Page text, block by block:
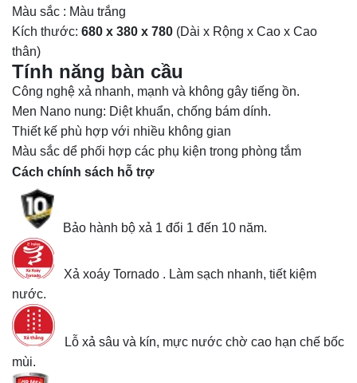
Màu sắc : Màu trắng
Kích thước: 680 x 380 x 780 (Dài x Rộng x Cao x Cao
thân)
Tính năng bàn cầu
Công nghệ xả nhanh, mạnh và không gây tiếng ồn.
Men Nano nung: Diệt khuẩn, chống bám dính.
Thiết kế phù hợp với nhiều không gian
Màu sắc dể phối hợp các phụ kiện trong phòng tắm
Cách chính sách hỗ trợ
Bảo hành bộ xả 1 đổi 1 đến 10 năm.
Xả xoáy Tornado . Làm sạch nhanh, tiết kiệm
nước.
Lỗ xả sâu và kín, mực nước chờ cao hạn chế bốc
mùi.